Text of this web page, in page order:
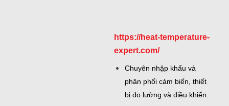
https://heat-temperature-
expert.com/
Chuyên nhập khẩu và
phân phối cảm biến, thiết
bị đo lường và điều khiển.